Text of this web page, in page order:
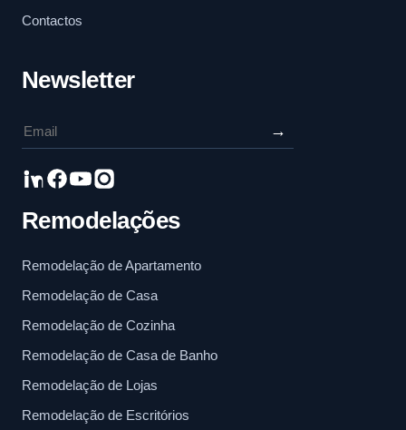
Contactos
Newsletter
→
Remodelações
Remodelação de Apartamento
Remodelação de Casa
Remodelação de Cozinha
Remodelação de Casa de Banho
Remodelação de Lojas
Remodelação de Escritórios